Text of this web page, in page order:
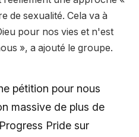
de sexualité. Cela va à
pour nos vies et n'est
», a ajouté le groupe.
pétition pour nous
massive de plus de
Pride sur